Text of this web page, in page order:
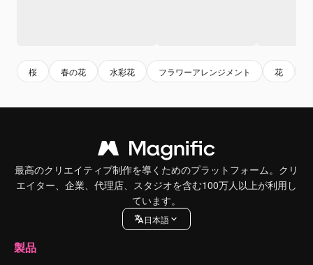
桜 春の花 水彩花 フラワーアレンジメント 花
最高のクリエイティブ制作を導くためのプラットフォーム。クリ
エイター、企業、代理店、スタジオを含む100万人以上が利用し
ています。
日本語
製品